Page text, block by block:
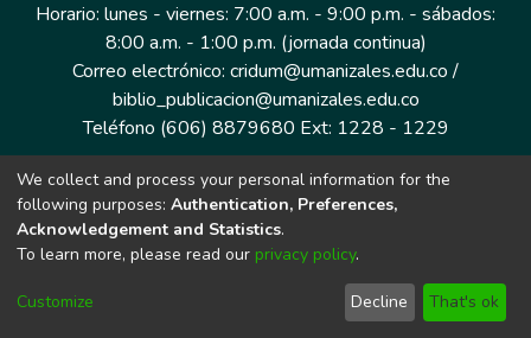
Horario: lunes - viernes: 7:00 a.m. - 9:00 p.m. - sábados:
8:00 a.m. - 1:00 p.m. (jornada continua)
Correo electrónico: cridum@umanizales.edu.co /
biblio_publicacion@umanizales.edu.co
Teléfono (606) 8879680 Ext: 1228 - 1229
Dirección: Cra 9 a # 19-03 Edificio histórico, piso 1
Manizales, Caldas
Colombia.
Tecnología DSpace implementada por
We collect and process your personal information for the
following purposes: Authentication, Preferences,
Acknowledgement and Statistics.
To learn more, please read our privacy policy.
Customize Decline That's ok